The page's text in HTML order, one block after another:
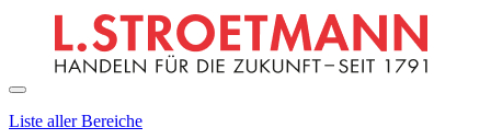
Liste aller Bereiche